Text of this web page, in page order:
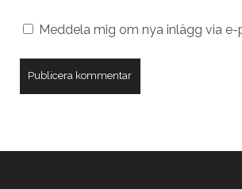
Meddela mig om nya inlägg via e-